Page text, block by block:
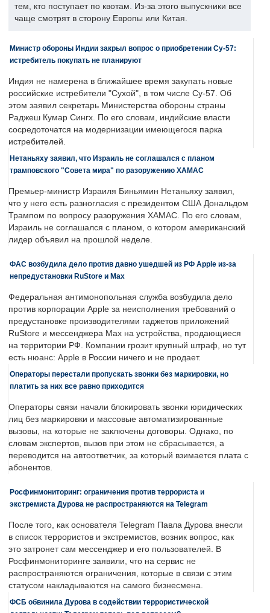
тем, кто поступает по квотам. Из-за этого выпускники все
чаще смотрят в сторону Европы или Китая.
Министр обороны Индии закрыл вопрос о приобретении Су-57:
истребитель покупать не планируют
Индия не намерена в ближайшее время закупать новые
российские истребители "Сухой", в том числе Су-57. Об
этом заявил секретарь Министерства обороны страны
Раджеш Кумар Сингх. По его словам, индийские власти
сосредоточатся на модернизации имеющегося парка
истребителей.
Нетаньяху заявил, что Израиль не соглашался с планом
трамповского "Совета мира" по разоружению ХАМАС
Премьер-министр Израиля Биньямин Нетаньяху заявил,
что у него есть разногласия с президентом США Дональдом
Трампом по вопросу разоружения ХАМАС. По его словам,
Израиль не соглашался с планом, о котором американский
лидер объявил на прошлой неделе.
ФАС возбудила дело против давно ушедшей из РФ Apple из-за
непредустановки RuStore и Max
Федеральная антимонопольная служба возбудила дело
против корпорации Apple за неисполнения требований о
предустановке производителями гаджетов приложений
RuStore и мессенджера Max на устройства, продающиеся
на территории РФ. Компании грозит крупный штраф, но тут
есть нюанс: Apple в России ничего и не продает.
Операторы перестали пропускать звонки без маркировки, но
платить за них все равно приходится
Операторы связи начали блокировать звонки юридических
лиц без маркировки и массовые автоматизированные
вызовы, на которые не заключены договоры. Однако, по
словам экспертов, вызов при этом не сбрасывается, а
переводится на автоответчик, за который взимается плата с
абонентов.
Росфинмониторинг: ограничения против террориста и
экстремиста Дурова не распространяются на Telegram
После того, как основателя Telegram Павла Дурова внесли
в список террористов и экстремистов, возник вопрос, как
это затронет сам мессенджер и его пользователей. В
Росфинмониторинге заявили, что на сервис не
распространяются ограничения, которые в связи с этим
статусом накладываются на самого бизнесмена.
ФСБ обвинила Дурова в содействии террористической